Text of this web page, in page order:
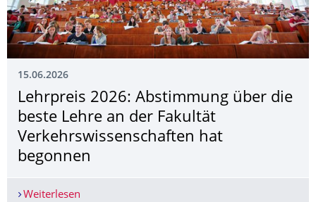
15.06.2026
Lehrpreis 2026: Abstimmung über die
beste Lehre an der Fakultät
Verkehrswissen­schaften hat
begonnen
Weiterlesen